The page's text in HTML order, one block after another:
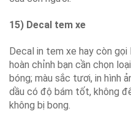
15) Decal tem xe
Decal in tem xe hay còn
hoàn chỉnh bạn cần chọn
bóng; màu sắc tươi, in hình
dầu có độ bám tốt, không
không bị bong.